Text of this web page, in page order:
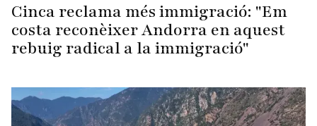
Cinca reclama més immigració: "Em
costa reconèixer Andorra en aquest
rebuig radical a la immigració"